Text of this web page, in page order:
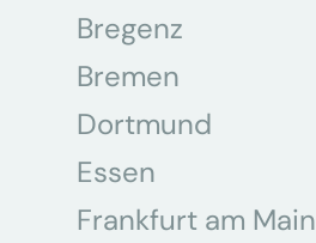
Bregenz
Bremen
Dortmund
Essen
Frankfurt am Main